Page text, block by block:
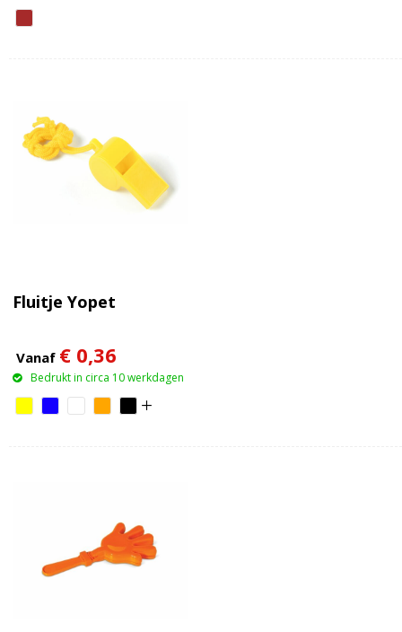
Fluitje Yopet
Vanaf € 0,36
Bedrukt in circa 10 werkdagen